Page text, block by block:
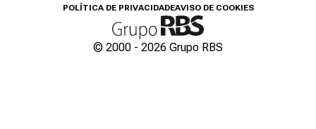
POLÍTICA DE PRIVACIDADEAVISO DE COOKIES
© 2000 - 2026 Grupo RBS